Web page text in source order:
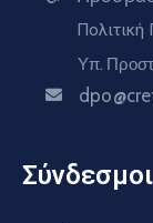
Υπ.